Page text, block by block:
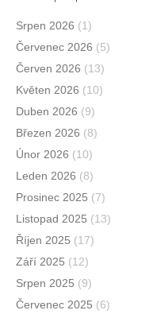
Srpen 2026 (1)
Červenec 2026 (5)
Červen 2026 (13)
Květen 2026 (10)
Duben 2026 (9)
Březen 2026 (8)
Únor 2026 (10)
Leden 2026 (8)
Prosinec 2025 (7)
Listopad 2025 (13)
Říjen 2025 (17)
Září 2025 (12)
Srpen 2025 (9)
Červenec 2025 (6)